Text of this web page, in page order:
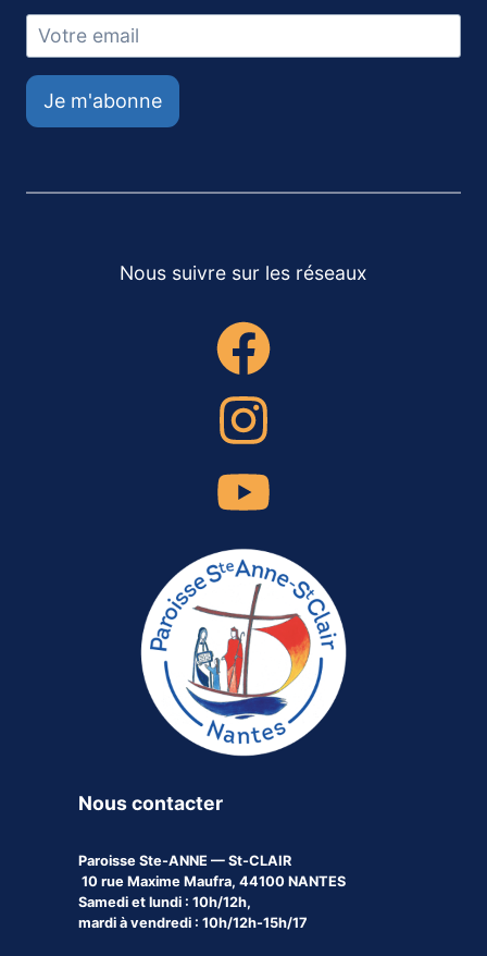
Je m'abonne
Nous suivre sur les réseaux
Nous contacter
Paroisse Ste-ANNE — St-CLAIR
10 rue Maxime Maufra, 44100 NANTES
Samedi et lundi : 10h/12h,
mardi à vendredi : 10h/12h-15h/17